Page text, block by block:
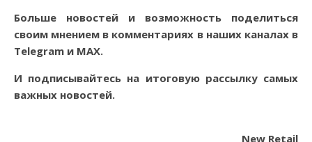
Больше новостей и возможность поделиться
своим мнением в комментариях в наших каналах в
Telegram и MAX.
И подписывайтесь на итоговую рассылку самых
важных новостей.
New Retail